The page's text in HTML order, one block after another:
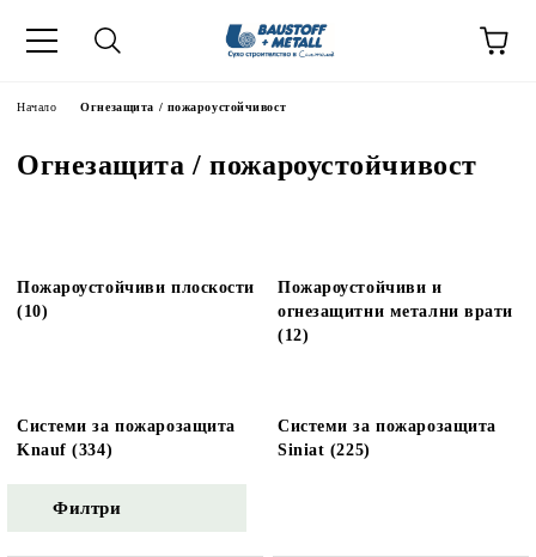
Начало Огнезащита / пожароустойчивост
Огнезащита / пожароустойчивост
Пожароустойчиви плоскости
(10)
Пожароустойчиви и
огнезащитни метални врати
(12)
Системи за пожарозащита
Knauf (334)
Системи за пожарозащита
Siniat (225)
Филтри